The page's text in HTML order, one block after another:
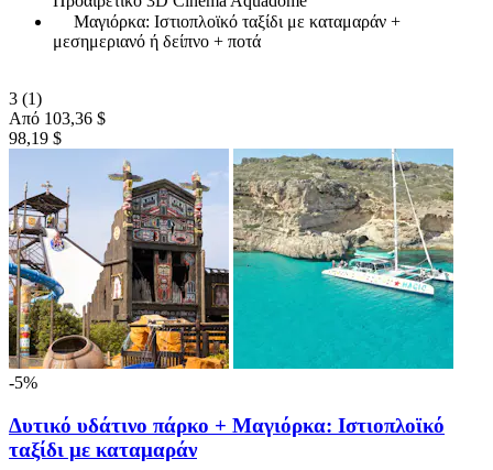
Μαγιόρκα: Ιστιοπλοϊκό ταξίδι με καταμαράν +
μεσημεριανό ή δείπνο + ποτά
3 (1)
Από 103,36 $
98,19 $
-5%
Δυτικό υδάτινο πάρκο + Μαγιόρκα: Ιστιοπλοϊκό
ταξίδι με καταμαράν